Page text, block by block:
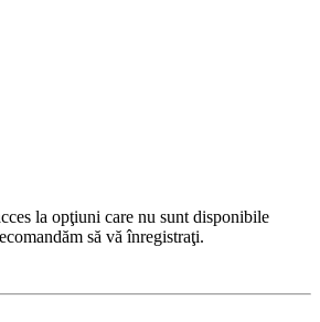
la opţiuni care nu sunt disponibile
să vă înregistraţi.